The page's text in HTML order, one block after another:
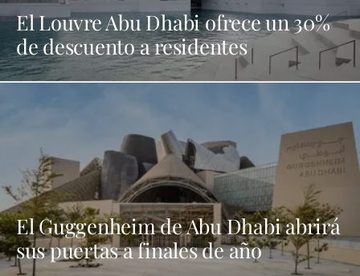
El Louvre Abu Dhabi ofrece un 30%
de descuento a residentes
El Guggenheim de Abu Dhabi abrirá
sus puertas a finales de año